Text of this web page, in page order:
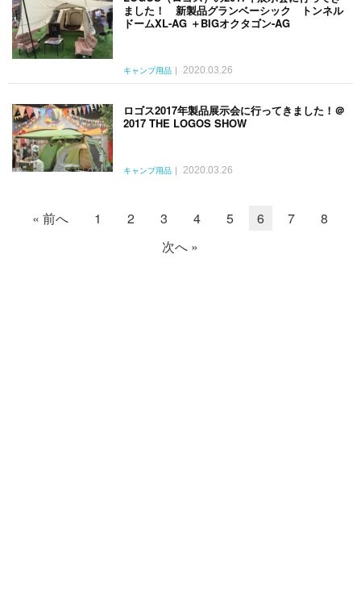
ました！ 新製品グランベーシック トンネル
ドームXL-AG ＋BIGオクタゴン-AG
キャンプ用品 2020.03.26
ロゴス2017年製品展示会に行ってきました！＠
2017 THE LOGOS SHOW
キャンプ用品 2020.03.26
« 前へ 1 2 3 4 5 6 7
8
次へ »